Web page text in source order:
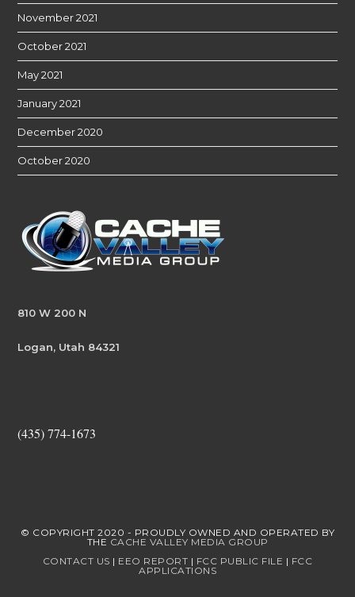
November 2021
October 2021
May 2021
January 2021
December 2020
October 2020
810 W 200 N
Logan, Utah 84321
(435) 774-1673
© COPYRIGHT 2020 - PROUDLY OWNED AND OPERATED BY
THE CACHE VALLEY MEDIA GROUP
CONTACT US | EEO REPORT | FCC PUBLIC FILE | FCC
APPLICATIONS